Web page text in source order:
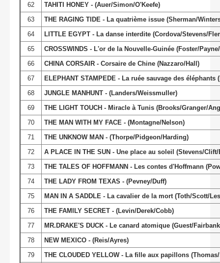
62
TAHITI HONEY - (Auer/Simon/O'Keefe)
63
THE RAGING TIDE - La quatrième issue (Sherman/
64
LITTLE EGYPT - La danse interdite (Cordova/Stevens/
65
CROSSWINDS - L'or de la Nouvelle-Guinée (Foster/
66
CHINA CORSAIR - Corsaire de Chine (Nazzaro/Hall)
67
ELEPHANT STAMPEDE - La ruée sauvage des éléphants
68
JUNGLE MANHUNT - (Landers/Weissmuller)
69
THE LIGHT TOUCH - Miracle à Tunis (Brooks/Granger/
70
THE MAN WITH MY FACE - (Montagne/Nelson)
71
THE UNKNOW MAN - (Thorpe/Pidgeon/Harding)
72
A PLACE IN THE SUN - Une place au soleil (Stevens/Clift/
73
THE TALES OF HOFFMANN - Les contes d'Hoffmann
74
THE LADY FROM TEXAS - (Pevney/Duff)
75
MAN IN A SADDLE - La cavalier de la mort (Toth/Scott/
76
THE FAMILY SECRET - (Levin/Derek/Cobb)
77
MR.DRAKE'S DUCK - Le canard atomique (Guest/
78
NEW MEXICO - (Reis/Ayres)
79
THE CLOUDED YELLOW - La fille aux papillons